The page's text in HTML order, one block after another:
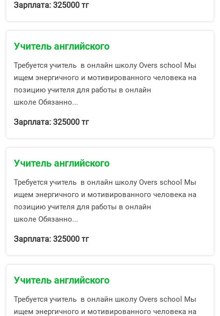
Зарплата: 325000 тг
Учитель английского
Требуется учитель в онлайн школу Overs school Мы
ищем энергичного и мотивированного человека на
позицию учителя для работы в онлайн
школе Обязанно...
Зарплата: 325000 тг
Учитель английского
Требуется учитель в онлайн школу Overs school Мы
ищем энергичного и мотивированного человека на
позицию учителя для работы в онлайн
школе Обязанно...
Зарплата: 325000 тг
Учитель английского
Требуется учитель в онлайн школу Overs school Мы
ищем энергичного и мотивированного человека на